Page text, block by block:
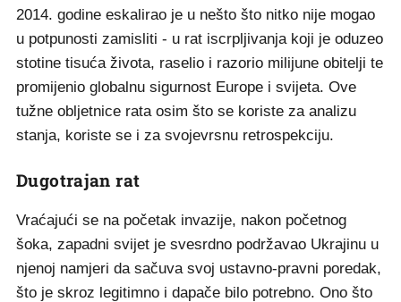
2014. godine eskalirao je u nešto što nitko nije mogao
u potpunosti zamisliti - u rat iscrpljivanja koji je oduzeo
stotine tisuća života, raselio i razorio milijune obitelji te
promijenio globalnu sigurnost Europe i svijeta. Ove
tužne obljetnice rata osim što se koriste za analizu
stanja, koriste se i za svojevrsnu retrospekciju.
Dugotrajan rat
Vraćajući se na početak invazije, nakon početnog
šoka, zapadni svijet je svesrdno podržavao Ukrajinu u
njenoj namjeri da sačuva svoj ustavno-pravni poredak,
što je skroz legitimno i dapače bilo potrebno. Ono što